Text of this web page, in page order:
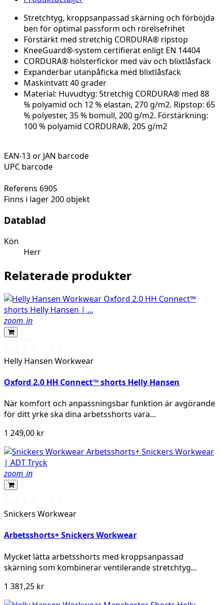
Stretchtyg, kroppsanpassad skärning och förböjda
ben för optimal passform och rörelsefrihet
Förstärkt med stretchig CORDURA® ripstop
KneeGuard®-system certifierat enligt EN 14404
CORDURA® hölsterfickor med väv och blixtlåsfack
Expanderbar utanpåficka med blixtlåsfack
Maskintvätt 40 grader
Material: Huvudtyg: Stretchig CORDURA® med 88
% polyamid och 12 % elastan, 270 g/m2. Ripstop: 65
% polyester, 35 % bomull, 200 g/m2. Förstärkning:
100 % polyamid CORDURA®, 205 g/m2
EAN-13 or JAN barcode
UPC barcode
Referens 6905
Finns i lager200 objekt
Datablad
Kön
Herr
Relaterade produkter
zoom_in
BLACKNAVY/STONE
NAVY/EBONY
BLACK/EBONY
Helly Hansen Workwear
Oxford 2.0 HH Connect™ shorts Helly Hansen
När komfort och anpassningsbar funktion är avgörande
för ditt yrke ska dina arbetsshorts vara...
1 249,00 kr
zoom_in
Snickers Workwear
Arbetsshorts+ Snickers Workwear
Mycket lätta arbetsshorts med kroppsanpassad
skärning som kombinerar ventilerande stretchtyg...
1 381,25 kr